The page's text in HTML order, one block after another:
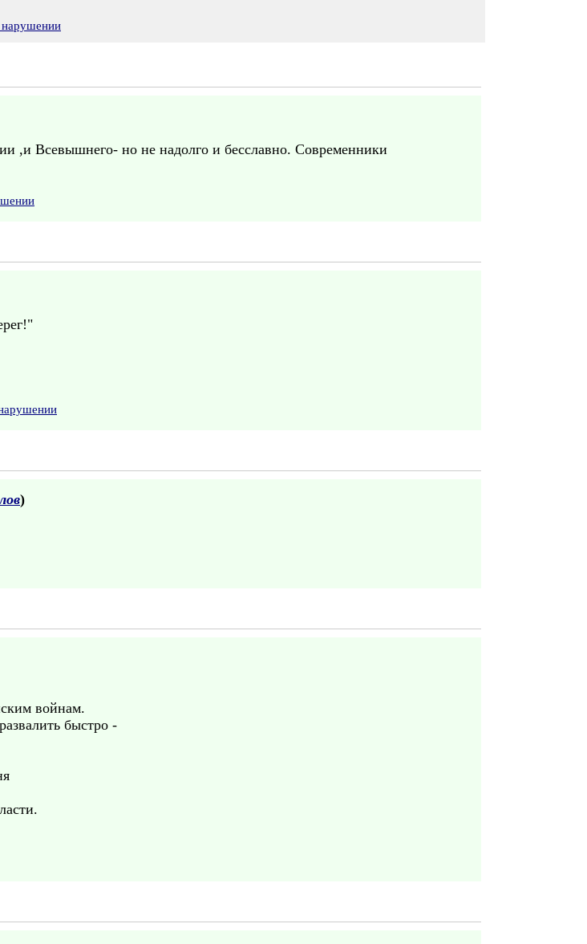
нарушении
,и Всевышнего- но не надолго и бесславно. Современники
)
войнам.
быстро -